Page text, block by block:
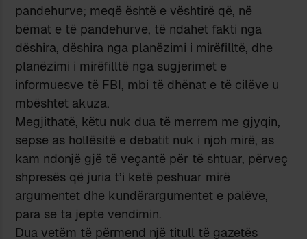
pandehurve; meqë është e vështirë që, në
bëmat e të pandehurve, të ndahet fakti nga
dëshira, dëshira nga planëzimi i mirëfilltë, dhe
planëzimi i mirëfilltë nga sugjerimet e
informuesve të FBI, mbi të dhënat e të cilëve u
mbështet akuza.
Megjithatë, këtu nuk dua të merrem me gjyqin,
sepse as hollësitë e debatit nuk i njoh mirë, as
kam ndonjë gjë të veçantë për të shtuar, përveç
shpresës që juria t’i ketë peshuar mirë
argumentet dhe kundërargumentet e palëve,
para se ta jepte vendimin.
Dua vetëm të përmend një titull të gazetës